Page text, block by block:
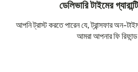
ডেলিভারি টাইমের
আপনি ট্রাস্ট করতে পারেন যে, ট্রান্সফার অন-
আমরা আপনার ফি